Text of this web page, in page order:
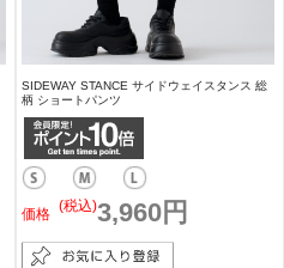
SIDEWAY STANCE サイドウェイスタンス 総
柄 ショートパンツ
価格 3,960円
(税込)